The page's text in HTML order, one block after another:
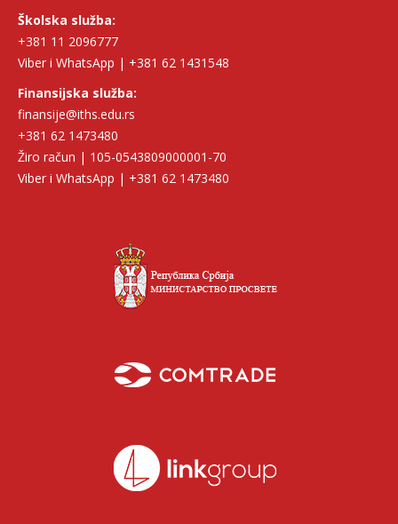
Školska služba:
+381 11 2096777
Viber i WhatsApp | +381 62 1431548
Finansijska služba:
finansije@iths.edu.rs
+381 62 1473480
Žiro račun | 105-0543809000001-70
Viber i WhatsApp | +381 62 1473480